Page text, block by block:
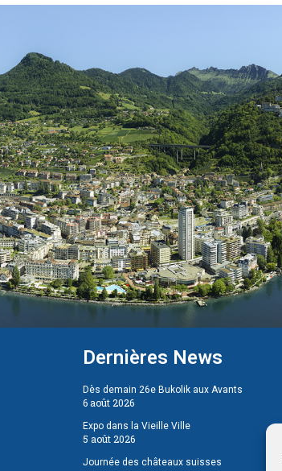
Dernières News
Dès demain 26e Bukolik aux Avants
6 août 2026
Expo dans la Vieille Ville
5 août 2026
Journée des châteaux suisses